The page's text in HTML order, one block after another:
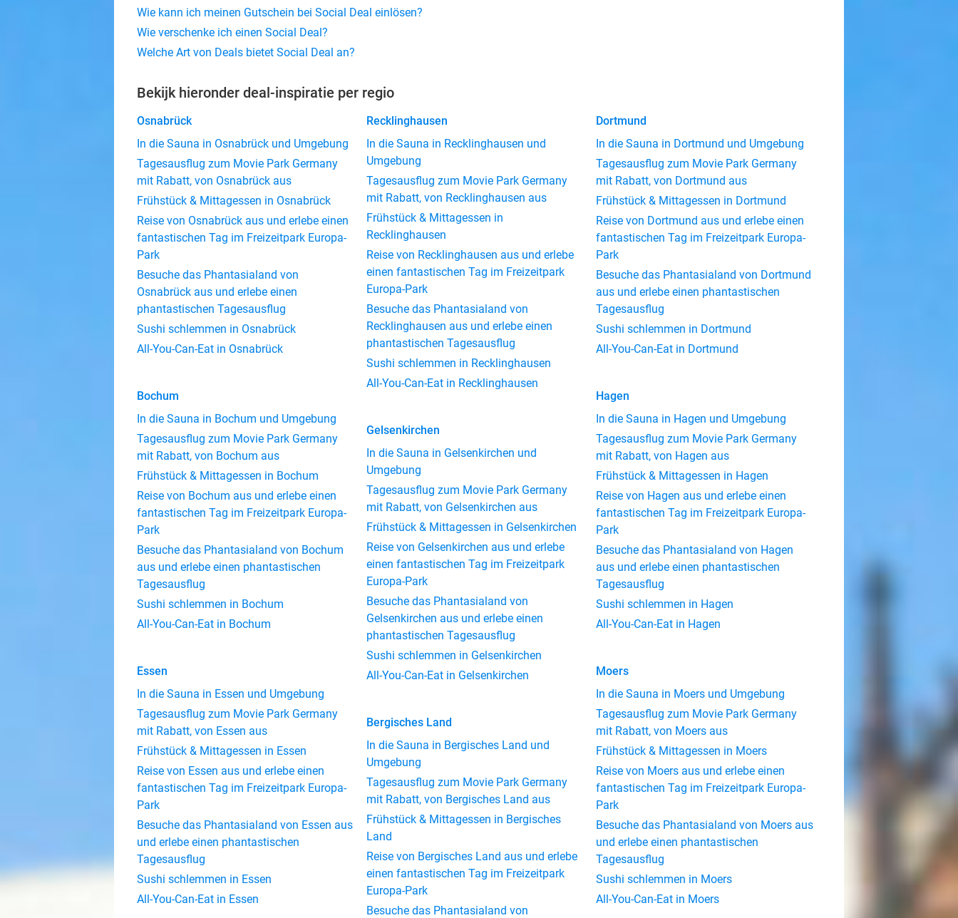
Wie kann ich meinen Gutschein bei Social Deal einlösen?
Wie verschenke ich einen Social Deal?
Welche Art von Deals bietet Social Deal an?
Bekijk hieronder deal-inspiratie per regio
Osnabrück
In die Sauna in Osnabrück und Umgebung
Tagesausflug zum Movie Park Germany
mit Rabatt, von Osnabrück aus
Frühstück & Mittagessen in Osnabrück
Reise von Osnabrück aus und erlebe einen
fantastischen Tag im Freizeitpark Europa-
Park
Besuche das Phantasialand von
Osnabrück aus und erlebe einen
phantastischen Tagesausflug
Sushi schlemmen in Osnabrück
All-You-Can-Eat in Osnabrück
Bochum
In die Sauna in Bochum und Umgebung
Tagesausflug zum Movie Park Germany
mit Rabatt, von Bochum aus
Frühstück & Mittagessen in Bochum
Reise von Bochum aus und erlebe einen
fantastischen Tag im Freizeitpark Europa-
Park
Besuche das Phantasialand von Bochum
aus und erlebe einen phantastischen
Tagesausflug
Sushi schlemmen in Bochum
All-You-Can-Eat in Bochum
Essen
In die Sauna in Essen und Umgebung
Tagesausflug zum Movie Park Germany
mit Rabatt, von Essen aus
Frühstück & Mittagessen in Essen
Reise von Essen aus und erlebe einen
fantastischen Tag im Freizeitpark Europa-
Park
Besuche das Phantasialand von Essen aus
und erlebe einen phantastischen
Tagesausflug
Sushi schlemmen in Essen
All-You-Can-Eat in Essen
Recklinghausen
In die Sauna in Recklinghausen und
Umgebung
Tagesausflug zum Movie Park Germany
mit Rabatt, von Recklinghausen aus
Frühstück & Mittagessen in
Recklinghausen
Reise von Recklinghausen aus und erlebe
einen fantastischen Tag im Freizeitpark
Europa-Park
Besuche das Phantasialand von
Recklinghausen aus und erlebe einen
phantastischen Tagesausflug
Sushi schlemmen in Recklinghausen
All-You-Can-Eat in Recklinghausen
Gelsenkirchen
In die Sauna in Gelsenkirchen und
Umgebung
Tagesausflug zum Movie Park Germany
mit Rabatt, von Gelsenkirchen aus
Frühstück & Mittagessen in Gelsenkirchen
Reise von Gelsenkirchen aus und erlebe
einen fantastischen Tag im Freizeitpark
Europa-Park
Besuche das Phantasialand von
Gelsenkirchen aus und erlebe einen
phantastischen Tagesausflug
Sushi schlemmen in Gelsenkirchen
All-You-Can-Eat in Gelsenkirchen
Bergisches Land
In die Sauna in Bergisches Land und
Umgebung
Tagesausflug zum Movie Park Germany
mit Rabatt, von Bergisches Land aus
Frühstück & Mittagessen in Bergisches
Land
Reise von Bergisches Land aus und erlebe
einen fantastischen Tag im Freizeitpark
Europa-Park
Besuche das Phantasialand von
Dortmund
In die Sauna in Dortmund und Umgebung
Tagesausflug zum Movie Park Germany
mit Rabatt, von Dortmund aus
Frühstück & Mittagessen in Dortmund
Reise von Dortmund aus und erlebe einen
fantastischen Tag im Freizeitpark Europa-
Park
Besuche das Phantasialand von Dortmund
aus und erlebe einen phantastischen
Tagesausflug
Sushi schlemmen in Dortmund
All-You-Can-Eat in Dortmund
Hagen
In die Sauna in Hagen und Umgebung
Tagesausflug zum Movie Park Germany
mit Rabatt, von Hagen aus
Frühstück & Mittagessen in Hagen
Reise von Hagen aus und erlebe einen
fantastischen Tag im Freizeitpark Europa-
Park
Besuche das Phantasialand von Hagen
aus und erlebe einen phantastischen
Tagesausflug
Sushi schlemmen in Hagen
All-You-Can-Eat in Hagen
Moers
In die Sauna in Moers und Umgebung
Tagesausflug zum Movie Park Germany
mit Rabatt, von Moers aus
Frühstück & Mittagessen in Moers
Reise von Moers aus und erlebe einen
fantastischen Tag im Freizeitpark Europa-
Park
Besuche das Phantasialand von Moers aus
und erlebe einen phantastischen
Tagesausflug
Sushi schlemmen in Moers
All-You-Can-Eat in Moers